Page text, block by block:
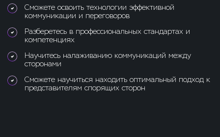
Сможете освоить технологии эффективной
коммуникации и переговоров
Разберетесь в профессиональных стандартах и
компетенциях
Научитесь налаживанию коммуникаций между
сторонами
Сможете научиться находить оптимальный подход к
представителям спорящих сторон